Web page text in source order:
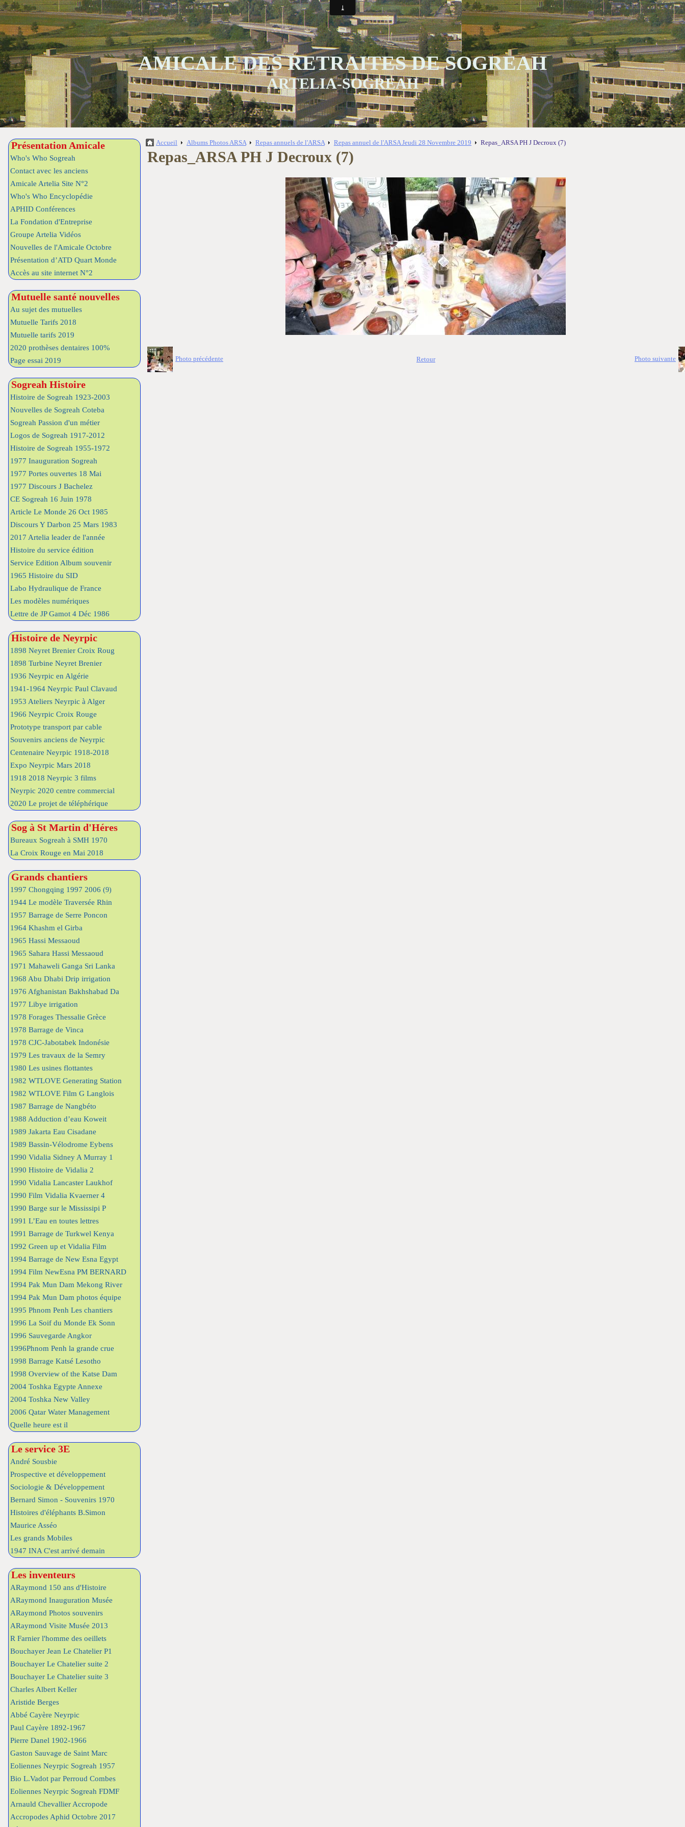
AMICALE DES RETRAITES DE SOGREAH
ARTELIA-SOGREAH
Présentation Amicale
Who's Who Sogreah
Contact avec les anciens
Amicale Artelia Site N°2
Who's Who Encyclopédie
APHID Conférences
La Fondation d'Entreprise
Groupe Artelia Vidéos
Nouvelles de l'Amicale Octobre
Présentation d’ATD Quart Monde
Accès au site internet N°2
Mutuelle santé nouvelles
Au sujet des mutuelles
Mutuelle Tarifs 2018
Mutuelle tarifs 2019
2020 prothèses dentaires 100%
Page essai 2019
Sogreah Histoire
Histoire de Sogreah 1923-2003
Nouvelles de Sogreah Coteba
Sogreah Passion d'un métier
Logos de Sogreah 1917-2012
Histoire de Sogreah 1955-1972
1977 Inauguration Sogreah
1977 Portes ouvertes 18 Mai
1977 Discours J Bachelez
CE Sogreah 16 Juin 1978
Article Le Monde 26 Oct 1985
Discours Y Darbon 25 Mars 1983
2017 Artelia leader de l'année
Histoire du service édition
Service Edition Album souvenir
1965 Histoire du SID
Labo Hydraulique de France
Les modèles numériques
Lettre de JP Gamot 4 Déc 1986
Histoire de Neyrpic
1898 Neyret Brenier Croix Roug
1898 Turbine Neyret Brenier
1936 Neyrpic en Algérie
1941-1964 Neyrpic Paul Clavaud
1953 Ateliers Neyrpic à Alger
1966 Neyrpic Croix Rouge
Prototype transport par cable
Souvenirs anciens de Neyrpic
Centenaire Neyrpic 1918-2018
Expo Neyrpic Mars 2018
1918 2018 Neyrpic 3 films
Neyrpic 2020 centre commercial
2020 Le projet de téléphérique
Sog à St Martin d'Héres
Bureaux Sogreah à SMH 1970
La Croix Rouge en Mai 2018
Grands chantiers
1997 Chongqing 1997 2006 (9)
1944 Le modèle Traversée Rhin
1957 Barrage de Serre Poncon
1964 Khashm el Girba
1965 Hassi Messaoud
1965 Sahara Hassi Messaoud
1971 Mahaweli Ganga Sri Lanka
1968 Abu Dhabi Drip irrigation
1976 Afghanistan Bakhshabad Da
1977 Libye irrigation
1978 Forages Thessalie Grèce
1978 Barrage de Vinca
1978 CJC-Jabotabek Indonésie
1979 Les travaux de la Semry
1980 Les usines flottantes
1982 WTLOVE Generating Station
1982 WTLOVE Film G Langlois
1987 Barrage de Nangbéto
1988 Adduction d’eau Koweit
1989 Jakarta Eau Cisadane
1989 Bassin-Vélodrome Eybens
1990 Vidalia Sidney A Murray 1
1990 Histoire de Vidalia 2
1990 Vidalia Lancaster Laukhof
1990 Film Vidalia Kvaerner 4
1990 Barge sur le Mississipi P
1991 L’Eau en toutes lettres
1991 Barrage de Turkwel Kenya
1992 Green up et Vidalia Film
1994 Barrage de New Esna Egypt
1994 Film NewEsna PM BERNARD
1994 Pak Mun Dam Mekong River
1994 Pak Mun Dam photos équipe
1995 Phnom Penh Les chantiers
1996 La Soif du Monde Ek Sonn
1996 Sauvegarde Angkor
1996Phnom Penh la grande crue
1998 Barrage Katsé Lesotho
1998 Overview of the Katse Dam
2004 Toshka Egypte Annexe
2004 Toshka New Valley
2006 Qatar Water Management
Quelle heure est il
Le service 3E
André Sousbie
Prospective et développement
Sociologie & Développement
Bernard Simon - Souvenirs 1970
Histoires d'éléphants B.Simon
Maurice Asséo
Les grands Mobiles
1947 INA C'est arrivé demain
Les inventeurs
ARaymond 150 ans d'Histoire
ARaymond Inauguration Musée
ARaymond Photos souvenirs
ARaymond Visite Musée 2013
R Farnier l'homme des oeillets
Bouchayer Jean Le Chatelier P1
Bouchayer Le Chatelier suite 2
Bouchayer Le Chatelier suite 3
Charles Albert Keller
Aristide Berges
Abbé Cayère Neyrpic
Paul Cayère 1892-1967
Pierre Danel 1902-1966
Gaston Sauvage de Saint Marc
Eoliennes Neyrpic Sogreah 1957
Bio L.Vadot par Perroud Combes
Eoliennes Neyrpic Sogreah FDMF
Arnauld Chevallier Accropode
Accropodes Aphid Octobre 2017
Accueil Albums Photos ARSA Repas annuels de l'ARSA Repas annuel de l'ARSA Jeudi 28 Novembre 2019 Repas_ARSA PH J Decroux (7)
Repas_ARSA PH J Decroux (7)
Photo précédente Retour Photo suivante